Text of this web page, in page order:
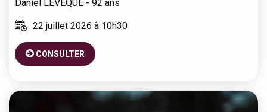
Daniel LEVEQUE - 92 ans
22 juillet 2026 à 10h30
CONSULTER